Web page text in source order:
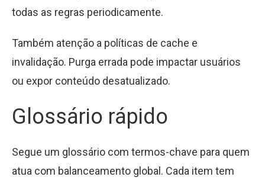
todas as regras periodicamente.
Também atenção a políticas de cache e
invalidação. Purga errada pode impactar usuários
ou expor conteúdo desatualizado.
Glossário rápido
Segue um glossário com termos-chave para quem
atua com balanceamento global. Cada item tem